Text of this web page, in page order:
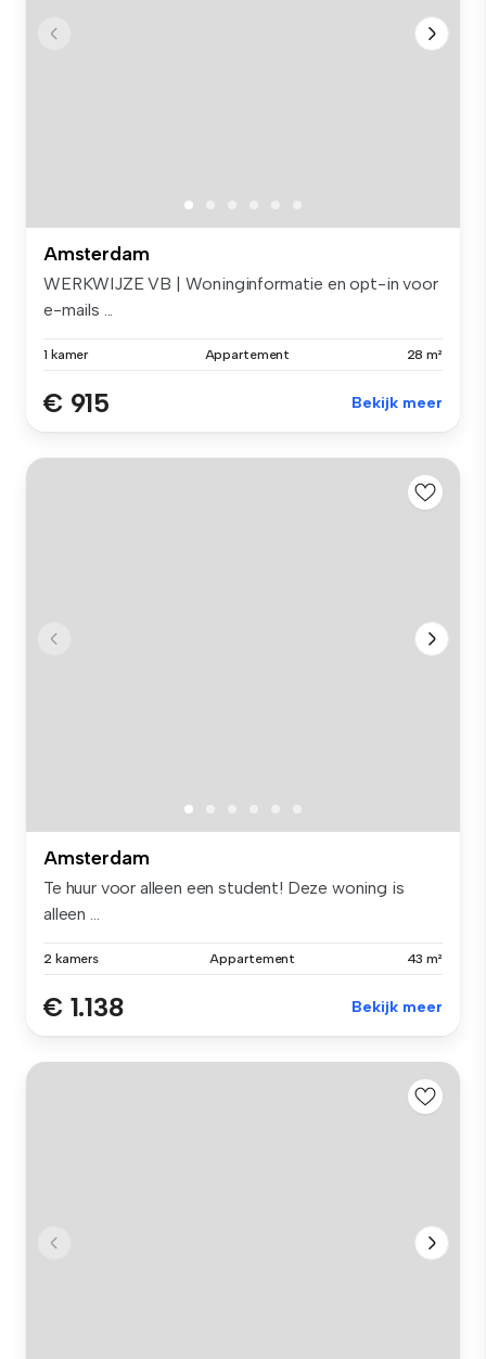
Amsterdam
WERKWIJZE VB | Woninginformatie en opt-in voor
e-mails ...
1 kamer Appartement 28 m²
€ 915 Bekijk meer
Amsterdam
Te huur voor alleen een student! Deze woning is
alleen ...
2 kamers Appartement 43 m²
€ 1.138 Bekijk meer